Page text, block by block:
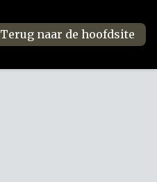
Terug naar de hoofdsite